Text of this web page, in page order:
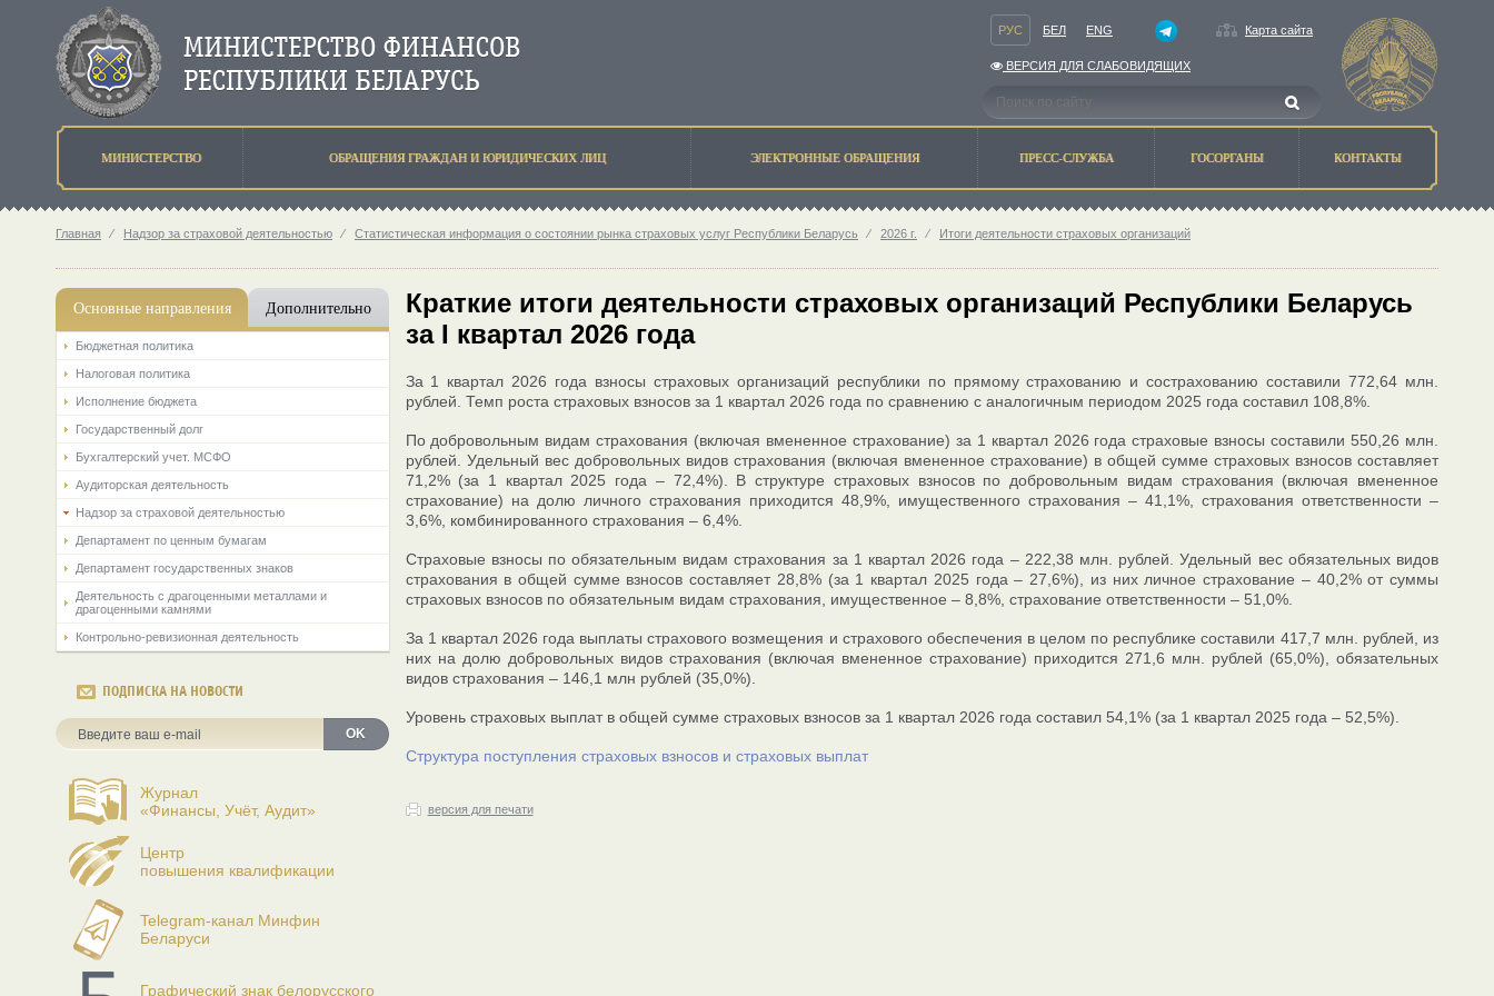
РУС БЕЛ ENG Карта сайта
ВЕРСИЯ ДЛЯ СЛАБОВИДЯЩИХ
МИНИСТЕРСТВО ОБРАЩЕНИЯ ГРАЖДАН И ЮРИДИЧЕСКИХ ЛИЦ ЭЛЕКТРОННЫЕ ОБРАЩЕНИЯ ПРЕСС-СЛУЖБА ГОСОРГАНЫ КОНТАКТЫ
Главная ⁄ Надзор за страховой деятельностью ⁄ Статистическая информация о состоянии рынка страховых услуг Республики Беларусь ⁄ 2026 г. ⁄ Итоги деятельности страховых организаций
Основные направления Дополнительно
Бюджетная политика
Налоговая политика
Исполнение бюджета
Государственный долг
Бухгалтерский учет. МСФО
Аудиторская деятельность
Надзор за страховой деятельностью
Департамент по ценным бумагам
Департамент государственных знаков
Деятельность с драгоценными металлами и
драгоценными камнями
Контрольно-ревизионная деятельность
ПОДПИСКА НА НОВОСТИ
OK
Журнал
«Финансы, Учёт, Аудит»
Центр
повышения квалификации
Telegram-канал Минфин
Беларуси
Графический знак белорусского
Краткие итоги деятельности страховых организаций Республики Беларусь
за I квартал 2026 года
За 1 квартал 2026 года взносы страховых организаций республики по прямому страхованию и сострахованию составили 772,64 млн.
рублей. Темп роста страховых взносов за 1 квартал 2026 года по сравнению с аналогичным периодом 2025 года составил 108,8%.
По добровольным видам страхования (включая вмененное страхование) за 1 квартал 2026 года страховые взносы составили 550,26 млн.
рублей. Удельный вес добровольных видов страхования (включая вмененное страхование) в общей сумме страховых взносов составляет
71,2% (за 1 квартал 2025 года – 72,4%). В структуре страховых взносов по добровольным видам страхования (включая вмененное
страхование) на долю личного страхования приходится 48,9%, имущественного страхования – 41,1%, страхования ответственности –
3,6%, комбинированного страхования – 6,4%.
Страховые взносы по обязательным видам страхования за 1 квартал 2026 года – 222,38 млн. рублей. Удельный вес обязательных видов
страхования в общей сумме взносов составляет 28,8% (за 1 квартал 2025 года – 27,6%), из них личное страхование – 40,2% от суммы
страховых взносов по обязательным видам страхования, имущественное – 8,8%, страхование ответственности – 51,0%.
За 1 квартал 2026 года выплаты страхового возмещения и страхового обеспечения в целом по республике составили 417,7 млн. рублей, из
них на долю добровольных видов страхования (включая вмененное страхование) приходится 271,6 млн. рублей (65,0%), обязательных
видов страхования – 146,1 млн рублей (35,0%).
Уровень страховых выплат в общей сумме страховых взносов за 1 квартал 2026 года составил 54,1% (за 1 квартал 2025 года – 52,5%).
Структура поступления страховых взносов и страховых выплат
версия для печати